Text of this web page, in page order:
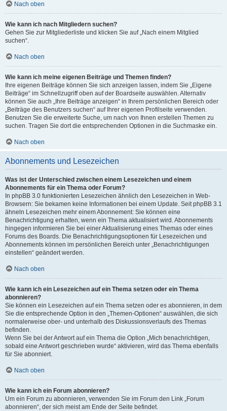
Nach oben
Wie kann ich nach Mitgliedern suchen?
Gehen Sie zur Mitgliederliste und klicken Sie auf „Nach einem Mitglied
suchen“.
Nach oben
Wie kann ich meine eigenen Beiträge und Themen finden?
Ihre eigenen Beiträge können Sie sich anzeigen lassen, indem Sie „Eigene
Beiträge“ im Schnellzugriff oben auf der Boardseite auswählen. Alternativ
können Sie auch „Ihre Beiträge anzeigen“ in Ihrem persönlichen Bereich oder
„Beiträge des Benutzers suchen“ auf Ihrer eigenen Profilseite verwenden.
Benutzen Sie die erweiterte Suche, um nach von Ihnen erstellen Themen zu
suchen. Tragen Sie dort die entsprechenden Optionen in die Suchmaske ein.
Nach oben
Abonnements und Lesezeichen
Was ist der Unterschied zwischen einem Lesezeichen und einem
Abonnements für ein Thema oder Forum?
In phpBB 3.0 funktionierten Lesezeichen ähnlich den Lesezeichen in Web-
Browsern: Sie bekamen keine Informationen bei einem Update. Seit phpBB 3.1
ähneln Lesezeichen mehr einem Abonnement: Sie können eine
Benachrichtigung erhalten, wenn ein Thema aktualisiert wird. Abonnements
hingegen informieren Sie bei einer Aktualisierung eines Themas oder eines
Forums des Boards. Die Benachrichtigungsoptionen für Lesezeichen und
Abonnements können im persönlichen Bereich unter „Benachrichtigungen
einstellen“ geändert werden.
Nach oben
Wie kann ich ein Lesezeichen auf ein Thema setzen oder ein Thema
abonnieren?
Sie können ein Lesezeichen auf ein Thema setzen oder es abonnieren, in dem
Sie die entsprechende Option in den „Themen-Optionen“ auswählen, die sich
normalerweise ober- und unterhalb des Diskussionsverlaufs des Themas
befinden.
Wenn Sie bei der Antwort auf ein Thema die Option „Mich benachrichtigen,
sobald eine Antwort geschrieben wurde“ aktivieren, wird das Thema ebenfalls
für Sie abonniert.
Nach oben
Wie kann ich ein Forum abonnieren?
Um ein Forum zu abonnieren, verwenden Sie im Forum den Link „Forum
abonnieren“, der sich meist am Ende der Seite befindet.